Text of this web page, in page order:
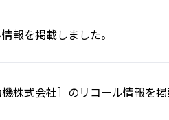
報を掲載しました。
株式会社］のリコール情報を掲